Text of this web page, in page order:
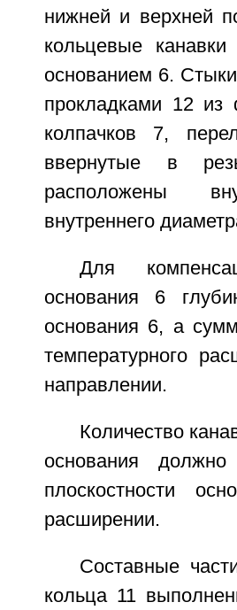
нижней и верхней
кольцевые
основанием 6.
прокладками 12 из
колпачков 7,
ввернутые в
расположены
внутреннего
Для
основания 6
основания 6, а
температурного
направлении.
Количество
основания
плоскостности
расширении.
Составные
кольца 11